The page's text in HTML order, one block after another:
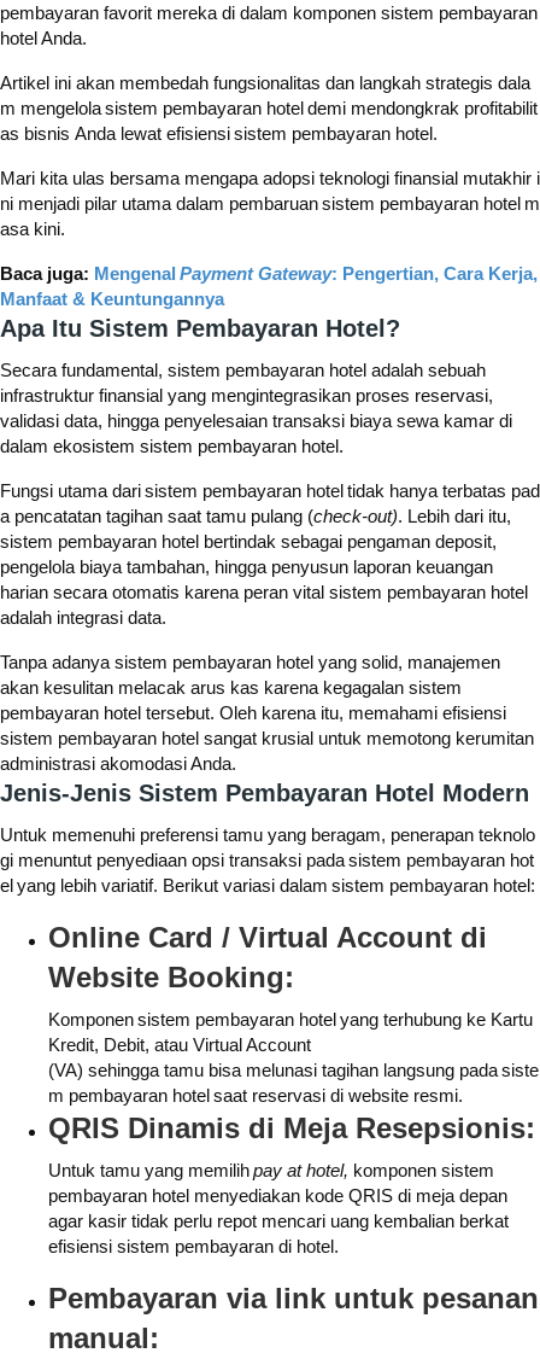
pembayaran favorit mereka di dalam komponen sistem pembayaran
hotel Anda.
Artikel ini akan membedah fungsionalitas dan langkah strategis dala
m mengelolasistem pembayaran hoteldemi mendongkrak profitabilit
as bisnis Anda lewat efisiensisistem pembayaran hotel.
Mari kita ulas bersama mengapa adopsi teknologi finansial mutakhir i
ni menjadi pilar utama dalam pembaruansistem pembayaran hotel m
asa kini.
Baca juga: Mengenal Payment Gateway: Pengertian, Cara Kerja,
Manfaat & Keuntungannya
Apa Itu Sistem Pembayaran Hotel?
Secara fundamental, sistem pembayaran hotel adalah sebuah
infrastruktur finansial yang mengintegrasikan proses reservasi,
validasi data, hingga penyelesaian transaksi biaya sewa kamar di
dalam ekosistem sistem pembayaran hotel.
Fungsi utama darisistem pembayaran hoteltidak hanya terbatas pad
a pencatatan tagihan saat tamu pulang (check-out). Lebih dari itu,
sistem pembayaran hotel bertindak sebagai pengaman deposit,
pengelola biaya tambahan, hingga penyusun laporan keuangan
harian secara otomatis karena peran vital sistem pembayaran hotel
adalah integrasi data.
Tanpa adanya sistem pembayaran hotel yang solid, manajemen
akan kesulitan melacak arus kas karena kegagalan sistem
pembayaran hotel tersebut. Oleh karena itu, memahami efisiensi
sistem pembayaran hotel sangat krusial untuk memotong kerumitan
administrasi akomodasi Anda.
Jenis-Jenis Sistem Pembayaran Hotel Modern
Untuk memenuhi preferensi tamu yang beragam, penerapan teknolo
gi menuntut penyediaan opsi transaksi padasistem pembayaran hot
elyang lebih variatif. Berikut variasi dalam sistem pembayaran hotel:
Online Card / Virtual Account di
Website Booking:
Komponensistem pembayaran hotelyang terhubung ke Kartu
Kredit, Debit, atau Virtual Account
(VA) sehingga tamu bisa melunasi tagihan langsung padasiste
m pembayaran hotelsaat reservasi di website resmi.
QRIS Dinamis di Meja Resepsionis:
Untuk tamu yang memilihpay at hotel, komponen sistem
pembayaran hotel menyediakan kode QRIS di meja depan
agar kasir tidak perlu repot mencari uang kembalian berkat
efisiensi sistem pembayaran di hotel.
Pembayaran via link untuk pesanan
manual: